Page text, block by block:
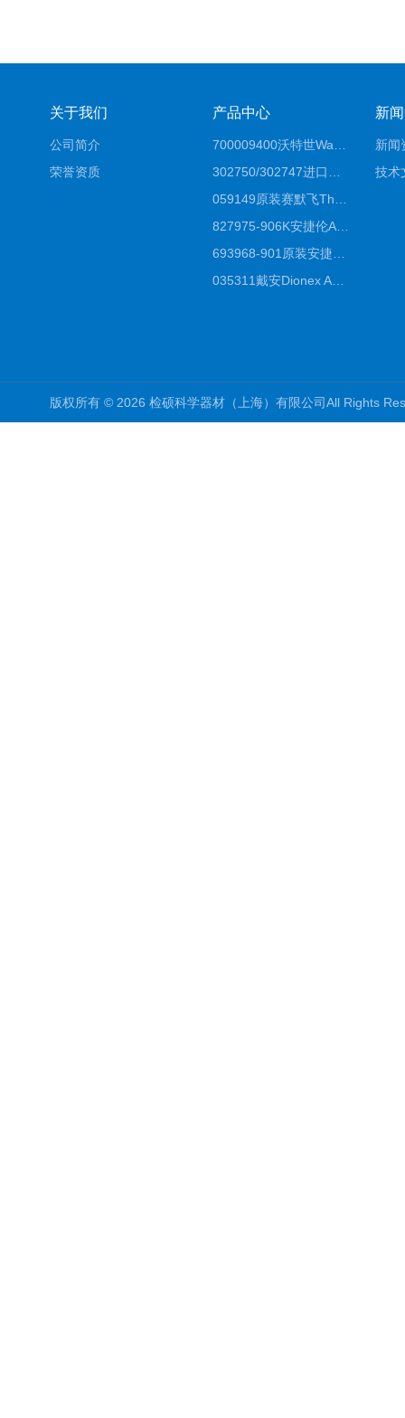
关于我们
公司简介
荣誉资质
产品中心
827975-906K安捷伦Agilent原装ZORBAX液相色谱柱*
035311戴安Dionex AS4分析柱阴离子交换色谱柱厂家
新
新闻
技术
版权所有 © 2026 检硕科学器材（上海）有限公司All Rights